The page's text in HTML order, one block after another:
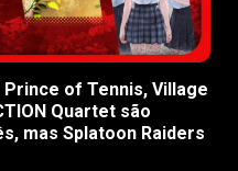
of Tennis, Village
Quartet são
mas Splatoon Raiders